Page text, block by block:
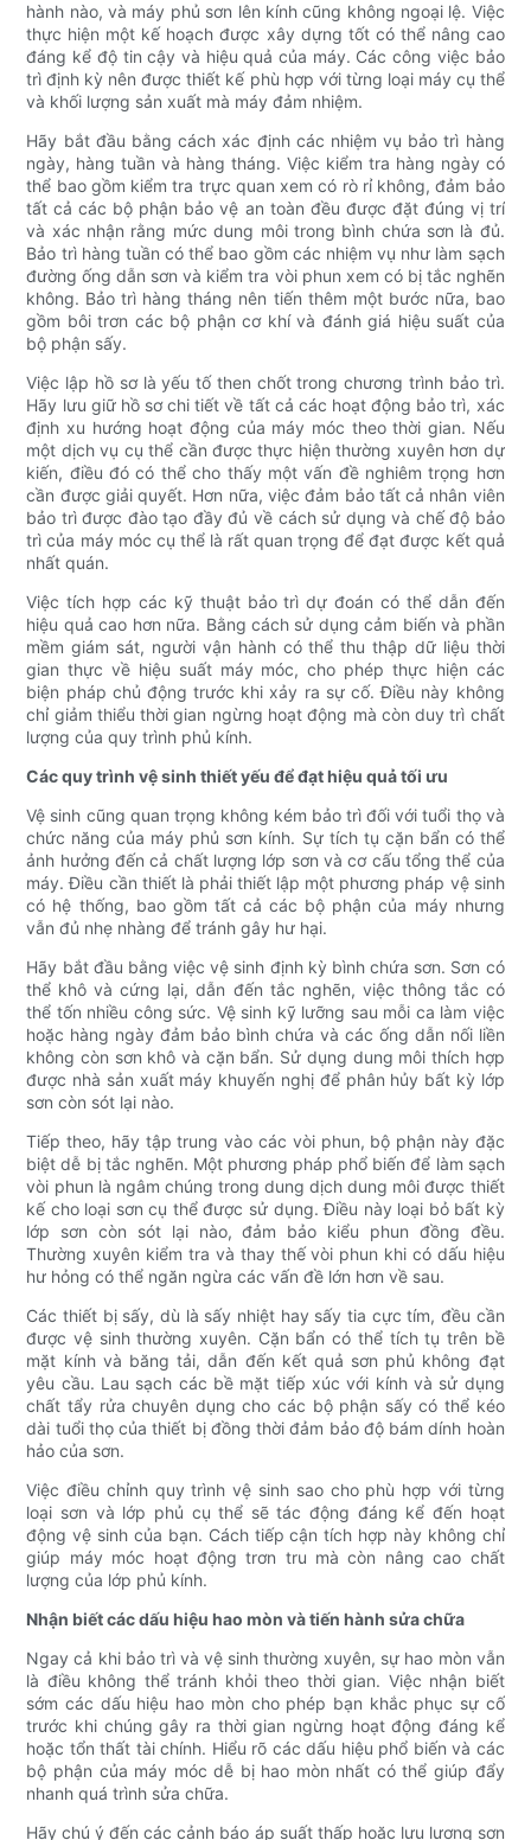
hành nào, và máy phủ sơn lên kính cũng không ngoại lệ. Việc
thực hiện một kế hoạch được xây dựng tốt có thể nâng cao
đáng kể độ tin cậy và hiệu quả của máy. Các công việc bảo
trì định kỳ nên được thiết kế phù hợp với từng loại máy cụ thể
và khối lượng sản xuất mà máy đảm nhiệm.
Hãy bắt đầu bằng cách xác định các nhiệm vụ bảo trì hàng
ngày, hàng tuần và hàng tháng. Việc kiểm tra hàng ngày có
thể bao gồm kiểm tra trực quan xem có rò rỉ không, đảm bảo
tất cả các bộ phận bảo vệ an toàn đều được đặt đúng vị trí
và xác nhận rằng mức dung môi trong bình chứa sơn là đủ.
Bảo trì hàng tuần có thể bao gồm các nhiệm vụ như làm sạch
đường ống dẫn sơn và kiểm tra vòi phun xem có bị tắc nghẽn
không. Bảo trì hàng tháng nên tiến thêm một bước nữa, bao
gồm bôi trơn các bộ phận cơ khí và đánh giá hiệu suất của
bộ phận sấy.
Việc lập hồ sơ là yếu tố then chốt trong chương trình bảo trì.
Hãy lưu giữ hồ sơ chi tiết về tất cả các hoạt động bảo trì, xác
định xu hướng hoạt động của máy móc theo thời gian. Nếu
một dịch vụ cụ thể cần được thực hiện thường xuyên hơn dự
kiến, điều đó có thể cho thấy một vấn đề nghiêm trọng hơn
cần được giải quyết. Hơn nữa, việc đảm bảo tất cả nhân viên
bảo trì được đào tạo đầy đủ về cách sử dụng và chế độ bảo
trì của máy móc cụ thể là rất quan trọng để đạt được kết quả
nhất quán.
Việc tích hợp các kỹ thuật bảo trì dự đoán có thể dẫn đến
hiệu quả cao hơn nữa. Bằng cách sử dụng cảm biến và phần
mềm giám sát, người vận hành có thể thu thập dữ liệu thời
gian thực về hiệu suất máy móc, cho phép thực hiện các
biện pháp chủ động trước khi xảy ra sự cố. Điều này không
chỉ giảm thiểu thời gian ngừng hoạt động mà còn duy trì chất
lượng của quy trình phủ kính.
Các quy trình vệ sinh thiết yếu để đạt hiệu quả tối ưu
Vệ sinh cũng quan trọng không kém bảo trì đối với tuổi thọ và
chức năng của máy phủ sơn kính. Sự tích tụ cặn bẩn có thể
ảnh hưởng đến cả chất lượng lớp sơn và cơ cấu tổng thể của
máy. Điều cần thiết là phải thiết lập một phương pháp vệ sinh
có hệ thống, bao gồm tất cả các bộ phận của máy nhưng
vẫn đủ nhẹ nhàng để tránh gây hư hại.
Hãy bắt đầu bằng việc vệ sinh định kỳ bình chứa sơn. Sơn có
thể khô và cứng lại, dẫn đến tắc nghẽn, việc thông tắc có
thể tốn nhiều công sức. Vệ sinh kỹ lưỡng sau mỗi ca làm việc
hoặc hàng ngày đảm bảo bình chứa và các ống dẫn nối liền
không còn sơn khô và cặn bẩn. Sử dụng dung môi thích hợp
được nhà sản xuất máy khuyến nghị để phân hủy bất kỳ lớp
sơn còn sót lại nào.
Tiếp theo, hãy tập trung vào các vòi phun, bộ phận này đặc
biệt dễ bị tắc nghẽn. Một phương pháp phổ biến để làm sạch
vòi phun là ngâm chúng trong dung dịch dung môi được thiết
kế cho loại sơn cụ thể được sử dụng. Điều này loại bỏ bất kỳ
lớp sơn còn sót lại nào, đảm bảo kiểu phun đồng đều.
Thường xuyên kiểm tra và thay thế vòi phun khi có dấu hiệu
hư hỏng có thể ngăn ngừa các vấn đề lớn hơn về sau.
Các thiết bị sấy, dù là sấy nhiệt hay sấy tia cực tím, đều cần
được vệ sinh thường xuyên. Cặn bẩn có thể tích tụ trên bề
mặt kính và băng tải, dẫn đến kết quả sơn phủ không đạt
yêu cầu. Lau sạch các bề mặt tiếp xúc với kính và sử dụng
chất tẩy rửa chuyên dụng cho các bộ phận sấy có thể kéo
dài tuổi thọ của thiết bị đồng thời đảm bảo độ bám dính hoàn
hảo của sơn.
Việc điều chỉnh quy trình vệ sinh sao cho phù hợp với từng
loại sơn và lớp phủ cụ thể sẽ tác động đáng kể đến hoạt
động vệ sinh của bạn. Cách tiếp cận tích hợp này không chỉ
giúp máy móc hoạt động trơn tru mà còn nâng cao chất
lượng của lớp phủ kính.
Nhận biết các dấu hiệu hao mòn và tiến hành sửa chữa
Ngay cả khi bảo trì và vệ sinh thường xuyên, sự hao mòn vẫn
là điều không thể tránh khỏi theo thời gian. Việc nhận biết
sớm các dấu hiệu hao mòn cho phép bạn khắc phục sự cố
trước khi chúng gây ra thời gian ngừng hoạt động đáng kể
hoặc tổn thất tài chính. Hiểu rõ các dấu hiệu phổ biến và các
bộ phận của máy móc dễ bị hao mòn nhất có thể giúp đẩy
nhanh quá trình sửa chữa.
Hãy chú ý đến các cảnh báo áp suất thấp hoặc lưu lượng sơn